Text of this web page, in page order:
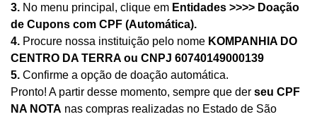
3. No menu principal, clique em Entidades >>>> Doação
de Cupons com CPF (Automática).
4. Procure nossa instituição pelo nome KOMPANHIA DO
CENTRO DA TERRA ou CNPJ 60740149000139
5. Confirme a opção de doação automática.
Pronto! A partir desse momento, sempre que der seu CPF
NA NOTA nas compras realizadas no Estado de São